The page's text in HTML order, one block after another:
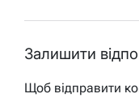
Залишити
Щоб відправити